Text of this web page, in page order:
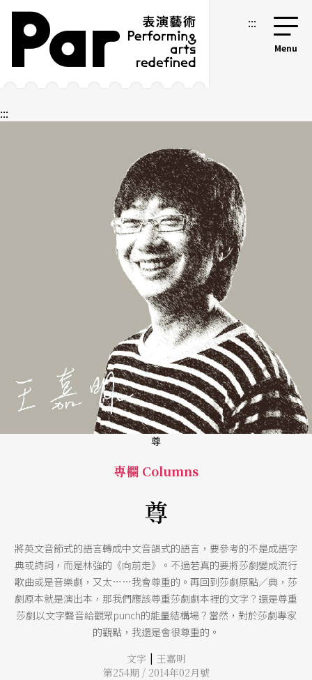
跳到主要內容區塊
網站導覽 :::
:::
尊
專欄 Columns
尊
將英文音節式的語言轉成中文音韻式的語言，要參考的不是成語字
典或詩詞，而是林強的《向前走》。不過若真的要將莎劇變成流行
歌曲或是音樂劇，又太……我會尊重的。再回到莎劇原點／典，莎
劇原本就是演出本，那我們應該尊重莎劇劇本裡的文字？還是尊重
莎劇以文字聲音給觀眾punch的能量結構場？當然，對於莎劇專家
的觀點，我還是會很尊重的。
文字 | 王嘉明
第254期 / 2014年02月號